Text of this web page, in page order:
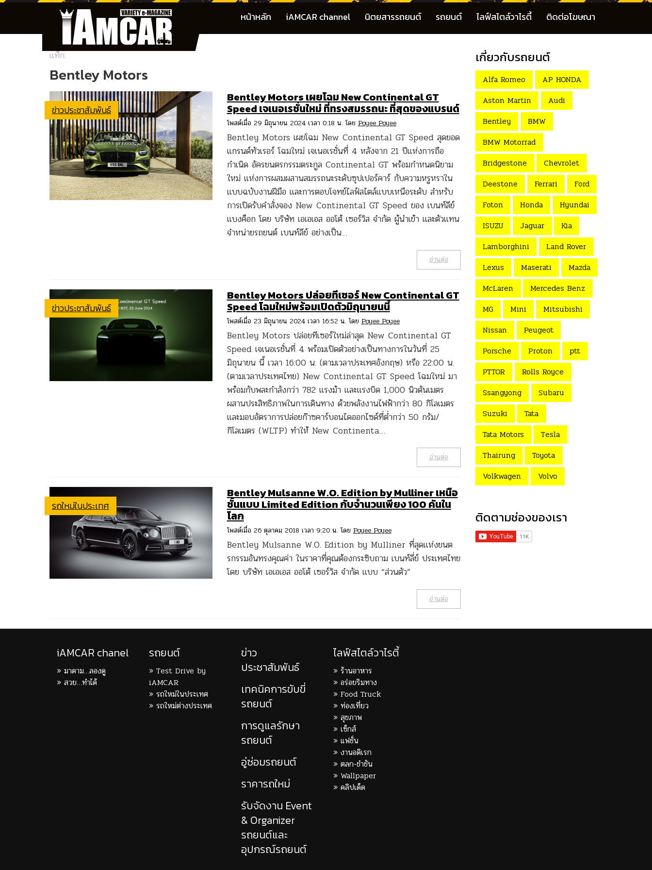
หน้าหลัก iAMCAR channel นิตยสารรถยนต์ รถยนต์ ไลฟ์สไตล์วาไรตี้ ติดต่อโฆษณา
แท็ก:
Bentley Motors
ข่าวประชาสัมพันธ์
Bentley Motors เผยโฉม New Continental GT
Speed เจเนอเรชั่นใหม่ ที่ทรงสมรรถนะ ที่สุดของแบรนด์
โพสต์เมื่อ 29 มิถุนายน 2024 เวลา 0:18 น. โดย Poyee Poyee
Bentley Motors เผยโฉม New Continental GT Speed สุดยอด
แกรนด์ทัวเรอร์ โฉมใหม่ เจเนอเรชั่นที่ 4 หลังจาก 21 ปีแห่งการถือ
กำเนิด อัครยนตรกรรมตระกูล Continental GT พร้อมกำหนดนิยาม
ใหม่ แห่งการผสมผสานสมรรถนะระดับซุปเปอร์คาร์ กับความหรูหราใน
แบบฉบับงานฝีมือ และการตอบโจทย์ไลฟ์สไตล์แบบเหนือระดับ สำหรับ
การเปิดรับคำสั่งจอง New Continental GT Speed ของ เบนท์ลีย์
แบงค็อก โดย บริษัท เอเอเอส ออโต้ เซอร์วิส จำกัด ผู้นำเข้า และตัวแทน
จำหน่ายรถยนต์ เบนท์ลีย์ อย่างเป็น…
อ่านต่อ
ข่าวประชาสัมพันธ์
Bentley Motors ปล่อยทีเซอร์ New Continental GT
Speed โฉมใหม่พร้อมเปิดตัวมิถุนายนนี้
โพสต์เมื่อ 23 มิถุนายน 2024 เวลา 16:52 น. โดย Poyee Poyee
Bentley Motors ปล่อยทีเซอร์ใหม่ล่าสุด New Continental GT
Speed เจเนอเรชั่นที่ 4 พร้อมเปิดตัวอย่างเป็นทางการในวันที่ 25
มิถุนายน นี้ เวลา 16:00 น. (ตามเวลาประเทศอังกฤษ) หรือ 22:00 น.
(ตามเวลาประเทศไทย) New Continental GT Speed โฉมใหม่ มา
พร้อมกับพละกำลังกว่า 782 แรงม้า และแรงบิด 1,000 นิวตันเมตร
ผสานประสิทธิภาพในการเดินทาง ด้วยพลังงานไฟฟ้ากว่า 80 กิโลเมตร
และมอบอัตราการปล่อยก๊าซคาร์บอนไดออกไซด์ที่ต่ำกว่า 50 กรัม/
กิโลเมตร (WLTP) ทำให้ New Continenta…
อ่านต่อ
รถใหม่ในประเทศ
Bentley Mulsanne W.O. Edition by Mulliner เหนือ
ชั้นแบบ Limited Edition กับจำนวนเพียง 100 คันใน
โลก
โพสต์เมื่อ 26 ตุลาคม 2018 เวลา 9:20 น. โดยPoyee Poyee
Bentley Mulsanne W.O. Edition by Mulliner ที่สุดแห่งยนต
รกรรมอันทรงคุณค่า ในราคาที่คุณต้องกระซิบถาม เบนท์ลี่ย์ ประเทศไทย
โดย บริษัท เอเอเอส ออโต้ เซอร์วิส จำกัด แบบ “ส่วนตัว”
อ่านต่อ
เกี่ยวกับรถยนต์
Alfa Romeo
AP HONDA
Aston Martin
Audi
Bentley
BMW
BMW Motorrad
Bridgestone
Chevrolet
Deestone
Ferrari
Ford
Foton
Honda
Hyundai
ISUZU
Jaguar
Kia
Lamborghini
Land Rover
Lexus
Maserati
Mazda
McLaren
Mercedes Benz
MG
Mini
Mitsubishi
Nissan
Peugeot
Porsche
Proton
ptt
PTTOR
Rolls Royce
Ssangyong
Subaru
Suzuki
Tata
Tata Motors
Tesla
Thairung
Toyota
Volkwagen
Volvo
ติดตามช่องของเรา
iAMCAR chanel
มาดาม…ลองดู
สวย…ทำได้
รถยนต์
Test Drive by
iAMCAR
รถใหม่ในประเทศ
รถใหม่ต่างประเทศ
ข่าว
ประชาสัมพันธ์
เทคนิคการขับขี่
รถยนต์
การดูแลรักษา
รถยนต์
อู่ซ่อมรถยนต์
ราคารถใหม่
รับจัดงาน Event
& Organizer
รถยนต์และ
อุปกรณ์รถยนต์
ไลฟ์สไตล์วาไรตี้
ร้านอาหาร
อร่อยริมทาง
Food Truck
ท่องเที่ยว
สุขภาพ
เซ็กส์
แฟชั่น
งานอดิเรก
ตลก-ขำขัน
Wallpaper
คลิปเด็ด